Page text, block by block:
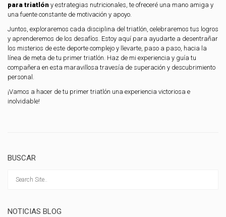
para triatlón y estrategias nutricionales, te ofreceré una mano amiga y
una fuente constante de motivación y apoyo.
Juntos, exploraremos cada disciplina del triatlón, celebraremos tus logros
y aprenderemos de los desafíos. Estoy aquí para ayudarte a desentrañar
los misterios de este deporte complejo y llevarte, paso a paso, hacia la
línea de meta de tu primer triatlón. Haz de mi experiencia y guía tu
compañera en esta maravillosa travesía de superación y descubrimiento
personal.
¡Vamos a hacer de tu primer triatlón una experiencia victoriosa e
inolvidable!
BUSCAR
NOTICIAS BLOG